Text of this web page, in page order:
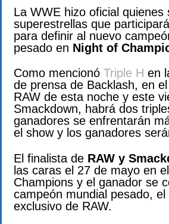
La WWE hizo oficial quienes
superestrellas que
para definir al nuevo
pesado en Night of
Como mencionó Triple H en
de prensa de Backlash, en
RAW de esta noche y este
Smackdown, habrá dos
ganadores se enfrentarán
el show y los ganadores
El finalista de RAW y
las caras el 27 de mayo en
Champions y el ganador se
campeón mundial pesado, el
exclusivo de RAW.